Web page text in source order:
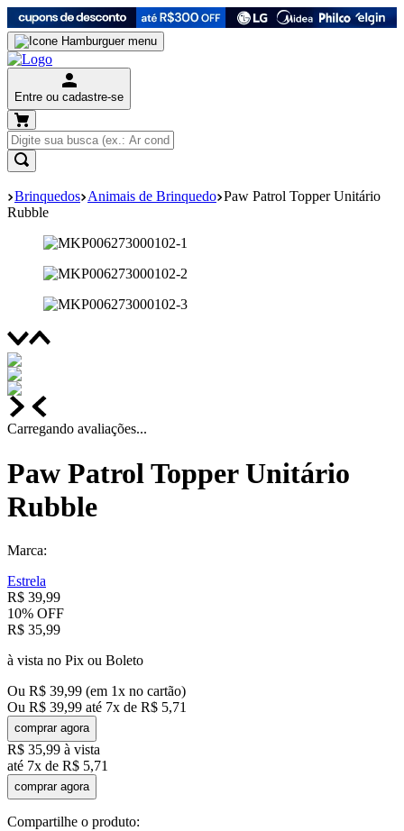
Entre ou cadastre-se
Brinquedos Animais de Brinquedo Paw Patrol Topper Unitário
Rubble
Carregando avaliações...
Paw Patrol Topper Unitário
Rubble
Marca:
Estrela
R$ 39,99
10% OFF
R$ 35,99
à vista no Pix ou Boleto
Ou R$ 39,99 (em 1x no cartão)
Ou R$ 39,99 até 7x de R$ 5,71
comprar agora
R$ 35,99 à vista
até 7x de R$ 5,71
comprar agora
Compartilhe o produto: